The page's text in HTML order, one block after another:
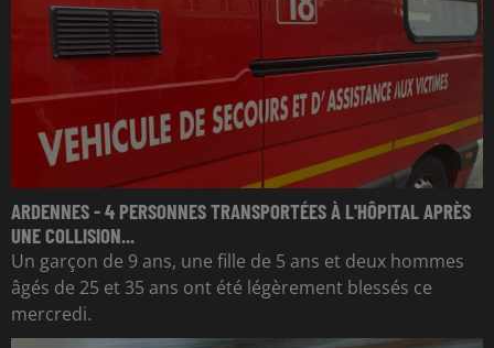
ARDENNES - 4 PERSONNES TRANSPORTÉES À L'HÔPITAL APRÈS
UNE COLLISION...
Un garçon de 9 ans, une fille de 5 ans et deux hommes
âgés de 25 et 35 ans ont été légèrement blessés ce
mercredi.